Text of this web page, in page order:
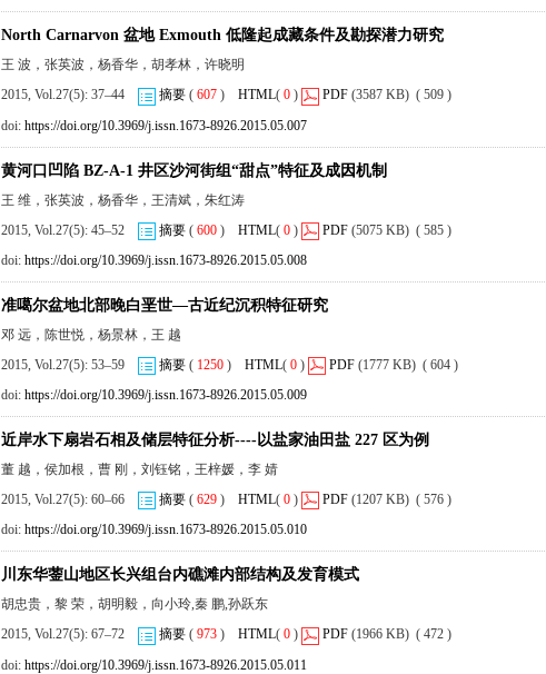
North Carnarvon 盆地 Exmouth 低隆起成藏条件及勘探潜力研究
王 波，张英波，杨香华，胡孝林，许晓明
2015, Vol.27(5): 37–44
摘要(607) HTML( 0) PDF(3587 KB) ( 509 )
doi: https://doi.org/10.3969/j.issn.1673-8926.2015.05.007
黄河口凹陷 BZ-A-1 井区沙河街组“甜点”特征及成因机制
王 维，张英波，杨香华，王清斌，朱红涛
2015, Vol.27(5): 45–52
摘要(600) HTML( 0) PDF(5075 KB) ( 585 )
doi: https://doi.org/10.3969/j.issn.1673-8926.2015.05.008
准噶尔盆地北部晚白垩世—古近纪沉积特征研究
邓 远，陈世悦，杨景林，王 越
2015, Vol.27(5): 53–59
摘要(1250) HTML( 0) PDF(1777 KB) ( 604 )
doi: https://doi.org/10.3969/j.issn.1673-8926.2015.05.009
近岸水下扇岩石相及储层特征分析----以盐家油田盐 227 区为例
董 越，侯加根，曹 刚，刘钰铭，王梓媛，李 婧
2015, Vol.27(5): 60–66
摘要(629) HTML( 0) PDF(1207 KB) ( 576 )
doi: https://doi.org/10.3969/j.issn.1673-8926.2015.05.010
川东华蓥山地区长兴组台内礁滩内部结构及发育模式
胡忠贵，黎 荣，胡明毅，向小玲,秦 鹏,孙跃东
2015, Vol.27(5): 67–72
摘要(973) HTML( 0) PDF(1966 KB) ( 472 )
doi: https://doi.org/10.3969/j.issn.1673-8926.2015.05.011